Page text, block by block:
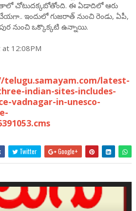
చోటుదక్కబోతోంది. ఈ ఏడాదిలో ఆరు
ఇందులో గుజరాత్ నుంచి రెండు, ఏపీ,
నుంచి ఒక్కొక్కటి ఉన్నాయి.
12:08PM
telugu.samayam.com/latest-
indian-sites-includes-
vadnagar-in-unesco-
Twitter Google+